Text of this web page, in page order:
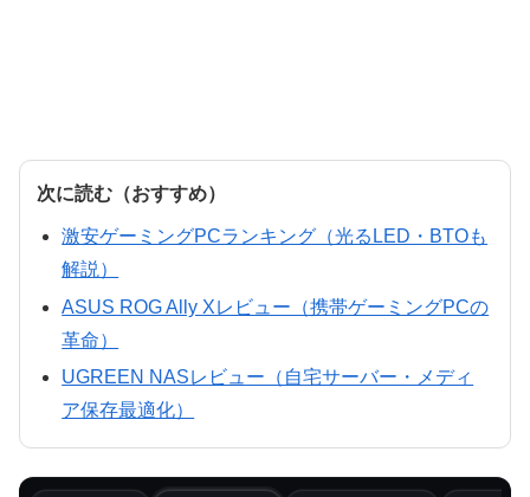
次に読む（おすすめ）
激安ゲーミングPCランキング（光るLED・BTOも
解説）
ASUS ROG Ally Xレビュー（携帯ゲーミングPCの
革命）
UGREEN NASレビュー（自宅サーバー・メディ
ア保存最適化）